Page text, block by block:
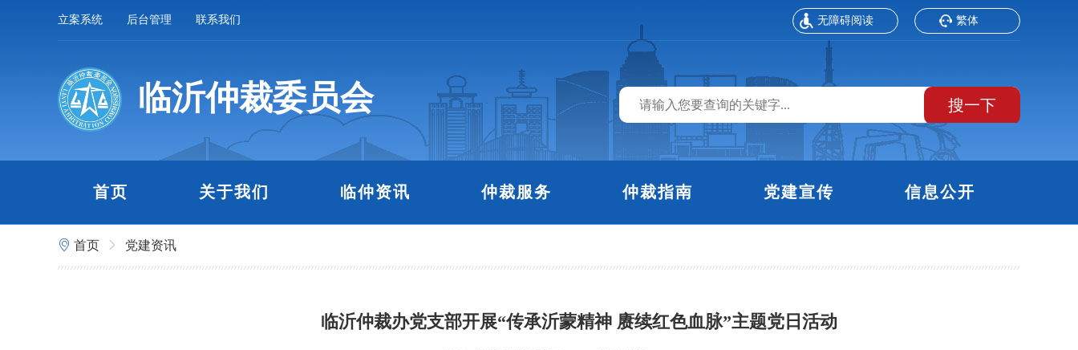
立案系统 后台管理 联系我们 繁体
无障碍阅读
临沂仲裁委员会 搜一下
首页 关于我们 临仲资讯 仲裁服务 仲裁指南 党建宣传 信息公开
首页 党建资讯
临沂仲裁办党支部开展“传承沂蒙精神 赓续红色血脉”主题党日活动